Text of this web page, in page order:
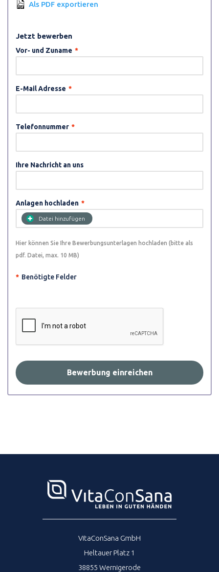
Als PDF exportieren
Jetzt bewerben
Vor- und Zuname *
E-Mail Adresse *
Telefonnummer *
Ihre Nachricht an uns
Anlagen hochladen *
Datei hinzufügen
Hier können Sie Ihre Bewerbungsunterlagen hochladen (bitte als
pdf. Datei, max. 10 MB)
* Benötigte Felder
Bewerbung einreichen
VitaConSana GmbH
Heltauer Platz 1
38855 Wernigerode